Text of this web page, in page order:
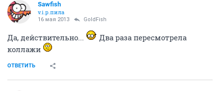
Sawfish
v.i.p.пила
16 мая 2013 GoldFish
Да, действительно...
Два раза пересмотрела
коллажи
ОТВЕТИТЬ